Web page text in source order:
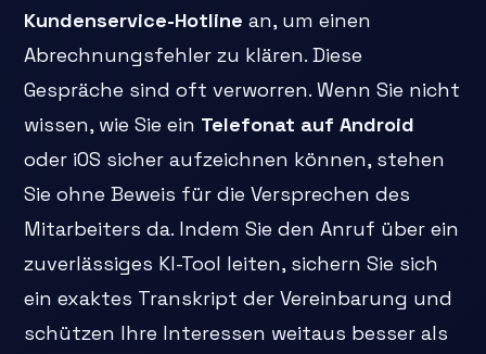
Kundenservice-Hotline an, um einen
Abrechnungsfehler zu klären. Diese
Gespräche sind oft verworren. Wenn Sie nicht
wissen, wie Sie ein Telefonat auf Android
oder iOS sicher aufzeichnen können, stehen
Sie ohne Beweis für die Versprechen des
Mitarbeiters da. Indem Sie den Anruf über ein
zuverlässiges KI-Tool leiten, sichern Sie sich
ein exaktes Transkript der Vereinbarung und
schützen Ihre Interessen weitaus besser als